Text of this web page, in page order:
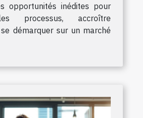
opportunités inédites pour
processus, accroître
démarquer sur un marché